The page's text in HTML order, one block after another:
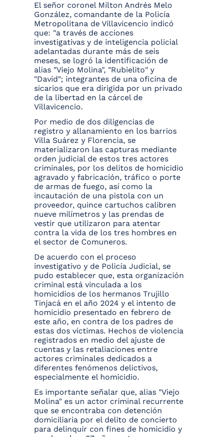
El señor coronel Milton Andrés Melo
González, comandante de la Policía
Metropolitana de Villavicencio indicó
que: "a través de acciones
investigativas y de inteligencia policial
adelantadas durante más de seis
meses, se logró la identificación de
alias "Viejo Molina", "Rubielito" y
"David"; integrantes de una oficina de
sicarios que era dirigida por un privado
de la libertad en la cárcel de
Villavicencio.
Por medio de dos diligencias de
registro y allanamiento en los barrios
Villa Suárez y Florencia, se
materializaron las capturas mediante
orden judicial de estos tres actores
criminales, por los delitos de homicidio
agravado y fabricación, tráfico o porte
de armas de fuego, así como la
incautación de una pistola con un
proveedor, quince cartuchos calibren
nueve milímetros y las prendas de
vestir que utilizaron para atentar
contra la vida de los tres hombres en
el sector de Comuneros.
De acuerdo con el proceso
investigativo y de Policía Judicial, se
pudo establecer que, esta organización
criminal está vinculada a los
homicidios de los hermanos Trujillo
Tinjacá en el año 2024 y el intento de
homicidio presentado en febrero de
este año, en contra de los padres de
estas dos víctimas. Hechos de violencia
registrados en medio del ajuste de
cuentas y las retaliaciones entre
actores criminales dedicados a
diferentes fenómenos delictivos,
especialmente el homicidio.
Es importante señalar que, alias "Viejo
Molina" es un actor criminal recurrente
que se encontraba con detención
domiciliaria por el delito de concierto
para delinquir con fines de homicidio y